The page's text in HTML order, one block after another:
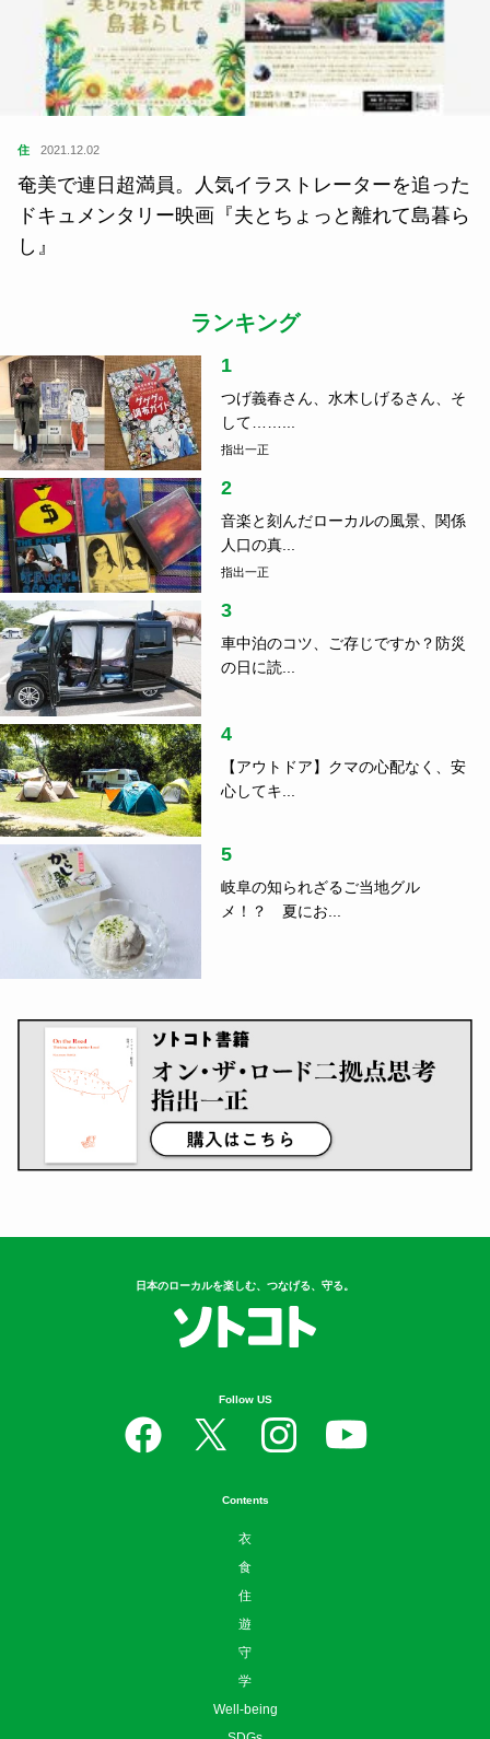
住 2021.12.02
奄美で連日超満員。人気イラストレーターを追った
ドキュメンタリー映画『夫とちょっと離れて島暮ら
し』
ランキング
1
つげ義春さん、水木しげるさん、そ
して……...
指出一正
2
音楽と刻んだローカルの風景、関係
人口の真...
指出一正
3
車中泊のコツ、ご存じですか？防災
の日に読...
4
【アウトドア】クマの心配なく、安
心してキ...
5
岐阜の知られざるご当地グル
メ！？ 夏にお...
日本のローカルを楽しむ、つなげる、守る。
Follow US
Contents
衣
食
住
遊
守
学
Well-being